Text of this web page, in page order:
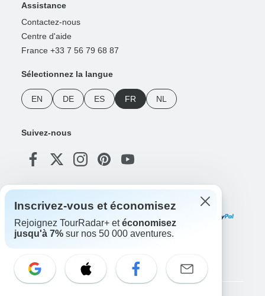
Assistance
Contactez-nous
Centre d'aide
France +33 7 56 79 68 87
Sélectionnez la langue
EN DE ES FR NL
Suivez-nous
Inscrivez-vous et économisez
Rejoignez TourRadar+ etéconomisez
jusqu'à 7% sur nos 50 000 aventures.